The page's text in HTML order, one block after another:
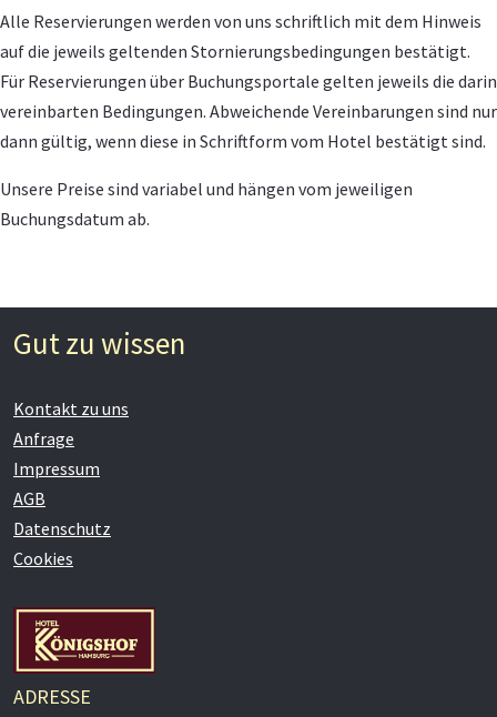
Alle Reservierungen werden von uns schriftlich mit dem Hinweis
auf die jeweils geltenden Stornierungsbedingungen bestätigt.
Für Reservierungen über Buchungsportale gelten jeweils die darin
vereinbarten Bedingungen. Abweichende Vereinbarungen sind nur
dann gültig, wenn diese in Schriftform vom Hotel bestätigt sind.
Unsere Preise sind variabel und hängen vom jeweiligen
Buchungsdatum ab.
Gut zu wissen
Kontakt zu uns
Anfrage
Impressum
AGB
Datenschutz
Cookies
ADRESSE